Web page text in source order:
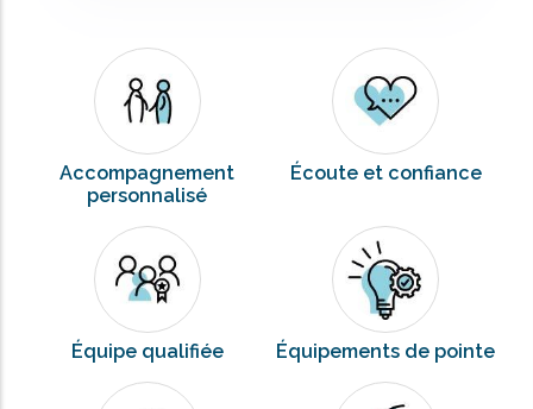
Accompagnement
personnalisé
Écoute et confiance
Équipe qualifiée Équipements de pointe